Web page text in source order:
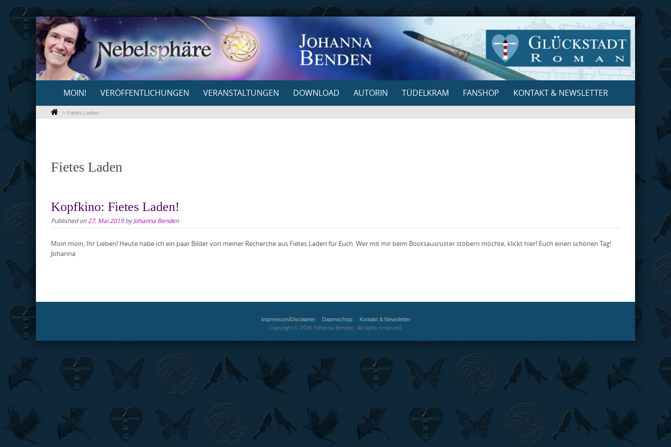
Skip
to
content
content
MOIN! VERÖFFENTLICHUNGEN VERANSTALTUNGEN DOWNLOAD AUTORIN TÜDELKRAM FANSHOP KONTAKT & NEWSLETTER
> Fietes Laden
Fietes Laden
Kopfkino: Fietes Laden!
Published on27. Mai 2019byJohanna Benden
Moin moin, Ihr Lieben! Heute habe ich ein paar Bilder von meiner Recherche aus Fietes Laden für Euch. Wer mit mir beim Bootsausrüster stöbern möchte, klickt hier! Euch einen schönen Tag!
Johanna
Impressum/Disclaimer Datenschutz
Kontakt & Newsletter
Copyright © 2026 Johanna Benden. All rights reserved.